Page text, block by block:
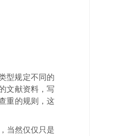
型规定不同的
文献资料，写
重的规则，这
当然仅仅只是